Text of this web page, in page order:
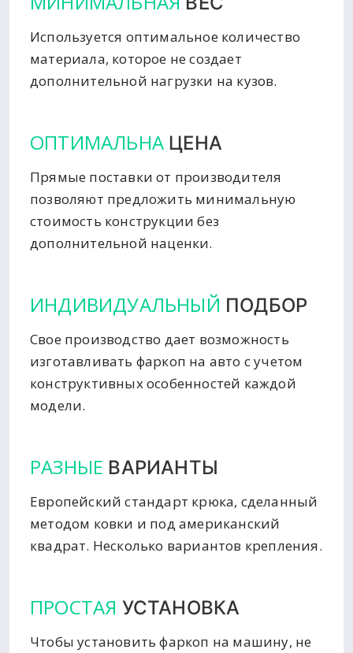
Используется оптимальное количество
материала, которое не создает
дополнительной нагрузки на кузов.
ОПТИМАЛЬНА ЦЕНА
Прямые поставки от производителя
позволяют предложить минимальную
стоимость конструкции без
дополнительной наценки.
ИНДИВИДУАЛЬНЫЙ ПОДБОР
Свое производство дает возможность
изготавливать фаркоп на авто с учетом
конструктивных особенностей каждой
модели.
РАЗНЫЕ ВАРИАНТЫ
Европейский стандарт крюка, сделанный
методом ковки и под американский
квадрат. Несколько вариантов крепления.
ПРОСТАЯ УСТАНОВКА
Чтобы установить фаркоп на машину, не